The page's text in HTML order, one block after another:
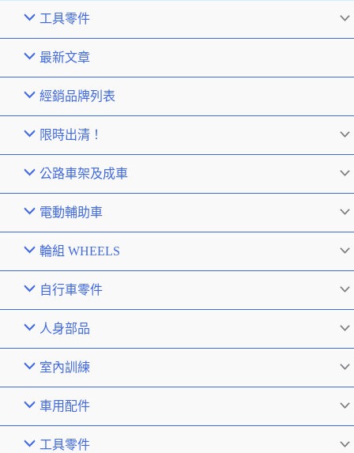
工具零件
最新文章
經銷品牌列表
限時出清！
公路車架及成車
電動輔助車
輪組 WHEELS
自行車零件
人身部品
室內訓練
車用配件
工具零件